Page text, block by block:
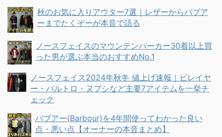
秋のお気に入りアウター7選｜レザーからバブア
ーまでたくぞーが本音で語る
ノースフェイスのマウンテンパーカー30着以上買
った男が選ぶ本当のおすすめNo.1
ノースフェイス2024年秋冬 値上げ速報｜ビレイヤ
ー・バルトロ・ヌプシなど主要7アイテムを一挙チ
ェック
バブアー(Barbour)を4年間使ってわかった良い
点・悪い点【オーナーの本音まとめ】